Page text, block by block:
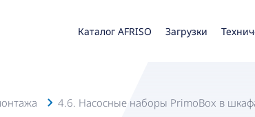
Каталог AFRISO Загрузки
4.6. Насосные наборы PrimoBox в